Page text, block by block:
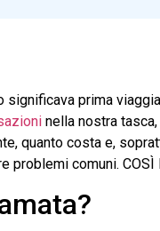
prima
nella nostra
quanto costa e,
problemi comuni. COSÌ